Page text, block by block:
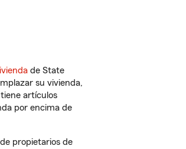
de State
su vivienda,
artículos
por encima de
propietarios de